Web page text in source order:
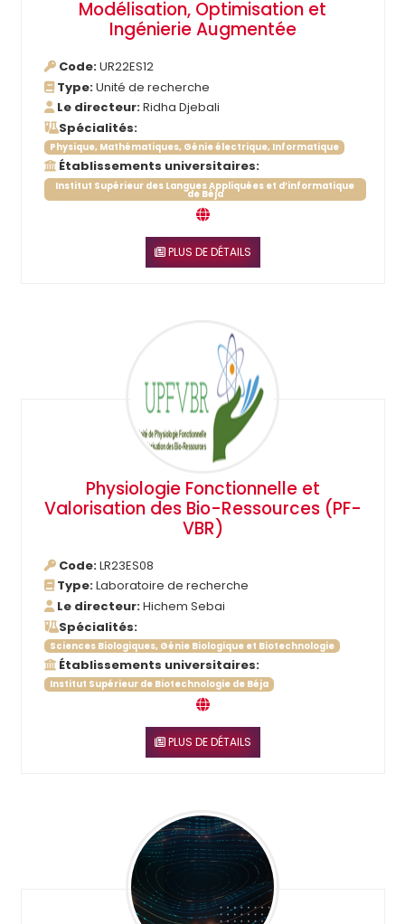
Modélisation, Optimisation et
Ingénierie Augmentée
Code:UR22ES12
Type:Unité de recherche
Le directeur:Ridha Djebali
Spécialités:
Physique, Mathématiques, Génie électrique, Informatique
Établissements universitaires:
Institut Supérieur des Langues Appliquées et d’informatique
de Béja
PLUS DE DÉTAILS
Physiologie Fonctionnelle et
Valorisation des Bio-Ressources (PF-
VBR)
Code:LR23ES08
Type:Laboratoire de recherche
Le directeur:Hichem Sebai
Spécialités:
Sciences Biologiques, Génie Biologique et Biotechnologie
Établissements universitaires:
Institut Supérieur de Biotechnologie de Béja
PLUS DE DÉTAILS